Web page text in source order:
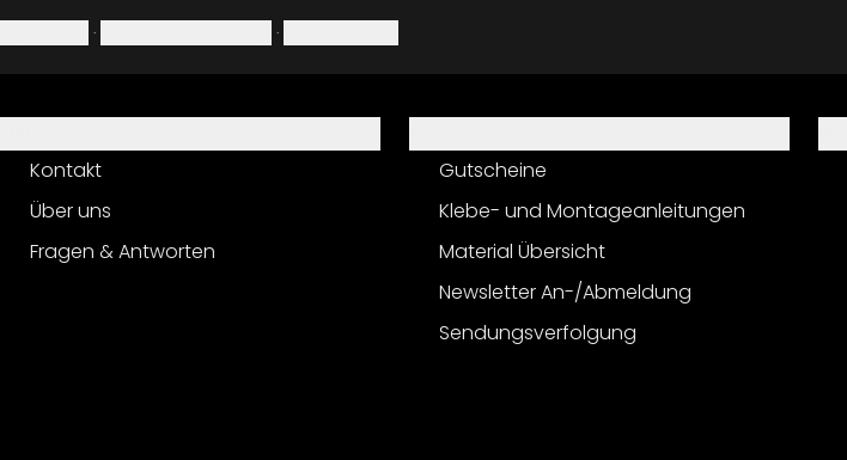
· ·
Kontakt
Über uns
Fragen & Antworten
Gutscheine
Klebe- und Montageanleitungen
Material Übersicht
Newsletter An-/Abmeldung
Sendungsverfolgung